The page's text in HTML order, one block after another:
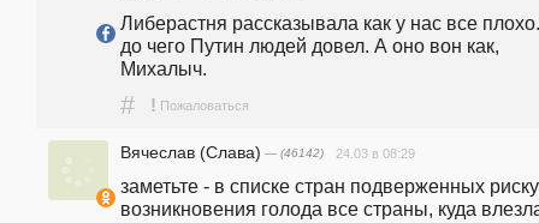
Либерастня рассказывала как у нас все
до чего Путин людей довел. А оно вон как,
Михалыч.
# ! Пожаловаться
Вячеслав (Слава) — (46142) 24.03 в 08:29
заметьте - в списке стран подверженных риску
возникновения голода все страны, куда